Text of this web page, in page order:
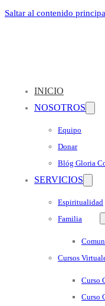
Saltar al contenido
INICIO
NOSOTROS
Equipo
Donar
Blóg Gloria
SERVICIOS
Espiritualidad
Familia
Cursos
Curso
Curso